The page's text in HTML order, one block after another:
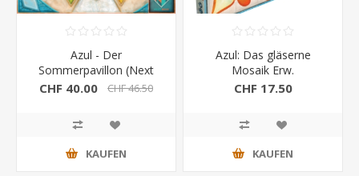
Azul - Der
Sommerpavillon (Next
Move Games)
CHF 40.00 CHF 46.50
KAUFEN
Azul: Das gläserne
Mosaik Erw.
CHF 17.50
KAUFEN